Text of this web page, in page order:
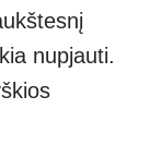
nupjauti.